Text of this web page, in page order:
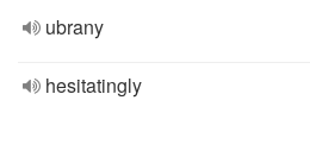
ubrany
hesitatingly